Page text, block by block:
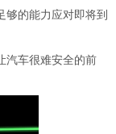
够的能力应对即将到
汽车很难安全的前